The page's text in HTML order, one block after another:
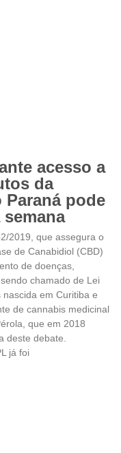
acesso a
da
pode
2019, que assegura o
de Canabidiol (CBD)
de doenças,
chamado de Lei
em Curitiba e
de cannabis medicinal
que em 2018
deste debate.
já foi